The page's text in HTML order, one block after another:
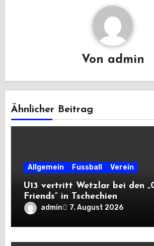
Von admin
Ähnlicher Beitrag
Allgemein Fussball Verein
U13 vertritt Wetzlar bei den
Friends“ in Tschechien
admin 7. August 2026